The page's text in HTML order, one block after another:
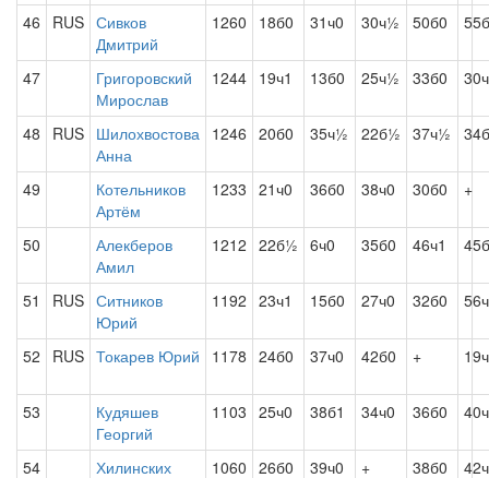
46 RUS Сивков
Дмитрий
1260 18б0 31ч0 30ч½ 50б0
47
Григоровский
Мирослав
1244 19ч1 13б0 25ч½ 33б0
48 RUS Шилохвостова
Анна
1246 20б0 35ч½ 22б½ 37ч½
49
Котельников
Артём
1233 21ч0 36б0 38ч0 30б0 +
50
Алекберов
Амил
1212 22б½ 6ч0 35б0 46ч1
51 RUS Ситников
Юрий
1192 23ч1 15б0 27ч0 32б0
52 RUS Токарев Юрий 1178 24б0 37ч0 42б0 +
53
Кудяшев
Георгий
1103 25ч0 38б1 34ч0 36б0
54 Хилинских 1060 26б0 39ч0 + 38б0